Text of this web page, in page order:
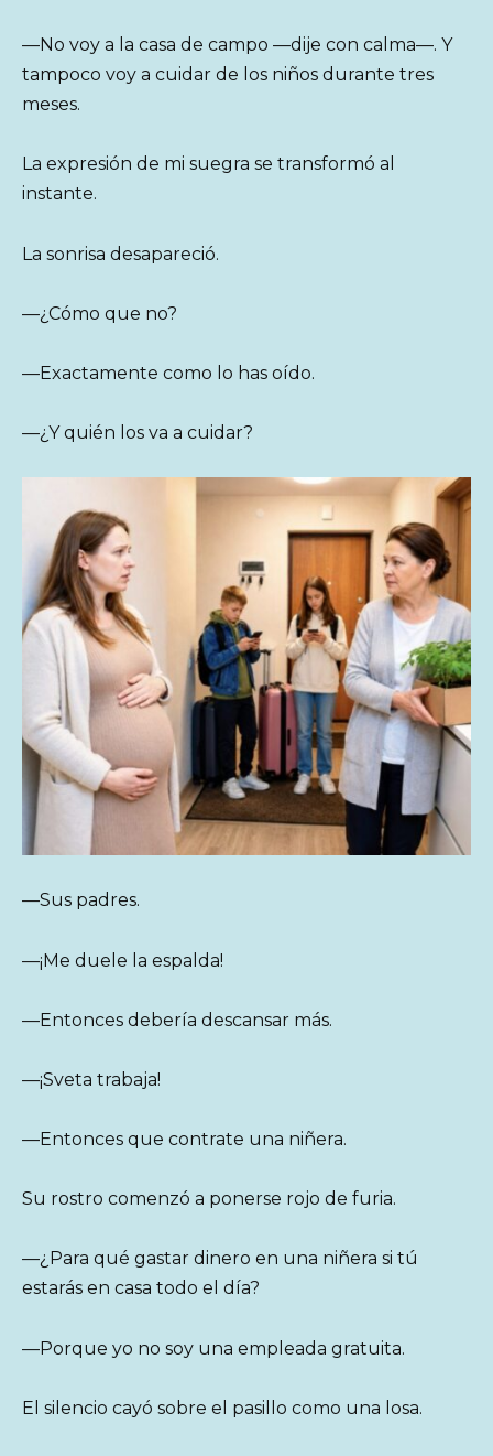
—No voy a la casa de campo —dije con calma—. Y
tampoco voy a cuidar de los niños durante tres
meses.
La expresión de mi suegra se transformó al
instante.
La sonrisa desapareció.
—¿Cómo que no?
—Exactamente como lo has oído.
—¿Y quién los va a cuidar?
—Sus padres.
—¡Me duele la espalda!
—Entonces debería descansar más.
—¡Sveta trabaja!
—Entonces que contrate una niñera.
Su rostro comenzó a ponerse rojo de furia.
—¿Para qué gastar dinero en una niñera si tú
estarás en casa todo el día?
—Porque yo no soy una empleada gratuita.
El silencio cayó sobre el pasillo como una losa.